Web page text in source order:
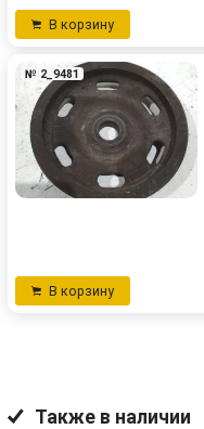
В корзину
№ 2_9481
В корзину
Также в наличии